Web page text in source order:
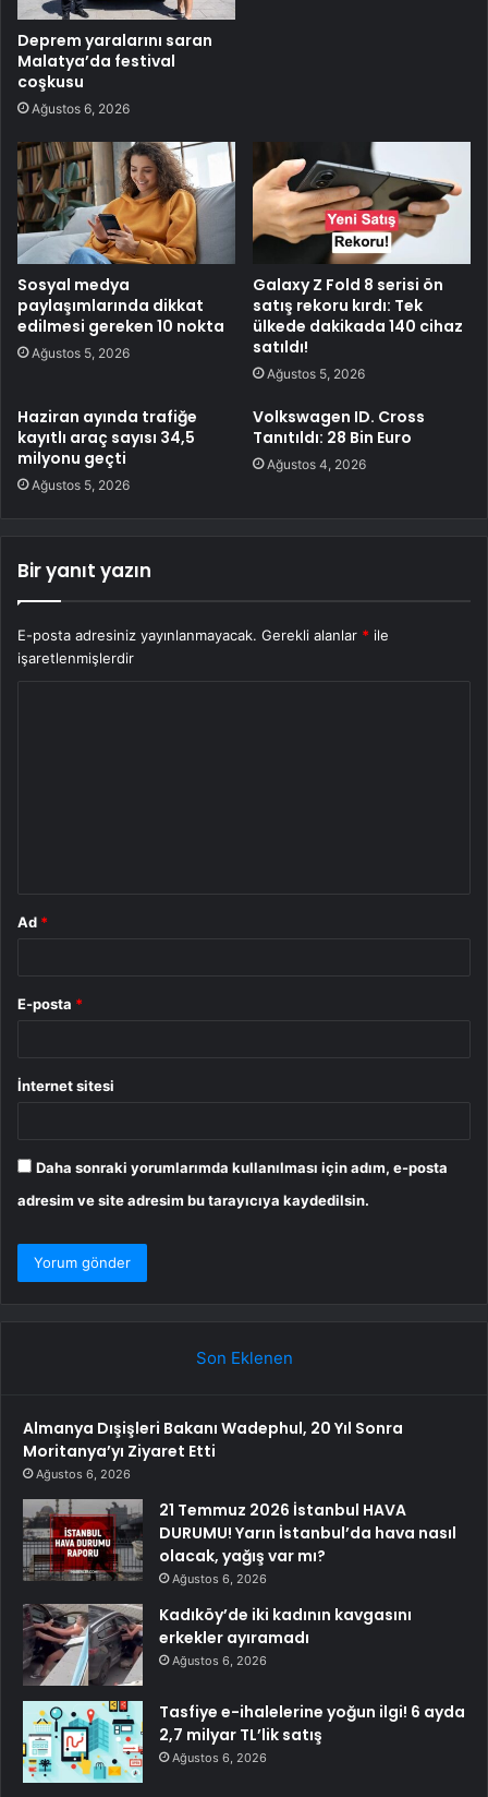
Deprem yaralarını saran
Malatya’da festival
coşkusu
Ağustos 6, 2026
Sosyal medya
paylaşımlarında dikkat
edilmesi gereken 10 nokta
Ağustos 5, 2026
Galaxy Z Fold 8 serisi ön
satış rekoru kırdı: Tek
ülkede dakikada 140 cihaz
satıldı!
Ağustos 5, 2026
Haziran ayında trafiğe
kayıtlı araç sayısı 34,5
milyonu geçti
Ağustos 5, 2026
Volkswagen ID. Cross
Tanıtıldı: 28 Bin Euro
Ağustos 4, 2026
Bir yanıt yazın
E-posta adresiniz yayınlanmayacak. Gerekli alanlar * ile
işaretlenmişlerdir
Ad *
E-posta *
İnternet sitesi
Daha sonraki yorumlarımda kullanılması için adım, e-posta
adresim ve site adresim bu tarayıcıya kaydedilsin.
Son Eklenen
Almanya Dışişleri Bakanı Wadephul, 20 Yıl Sonra
Moritanya’yı Ziyaret Etti
Ağustos 6, 2026
21 Temmuz 2026 İstanbul HAVA
DURUMU! Yarın İstanbul’da hava nasıl
olacak, yağış var mı?
Ağustos 6, 2026
Kadıköy’de iki kadının kavgasını
erkekler ayıramadı
Ağustos 6, 2026
Tasfiye e-ihalelerine yoğun ilgi! 6 ayda
2,7 milyar TL’lik satış
Ağustos 6, 2026